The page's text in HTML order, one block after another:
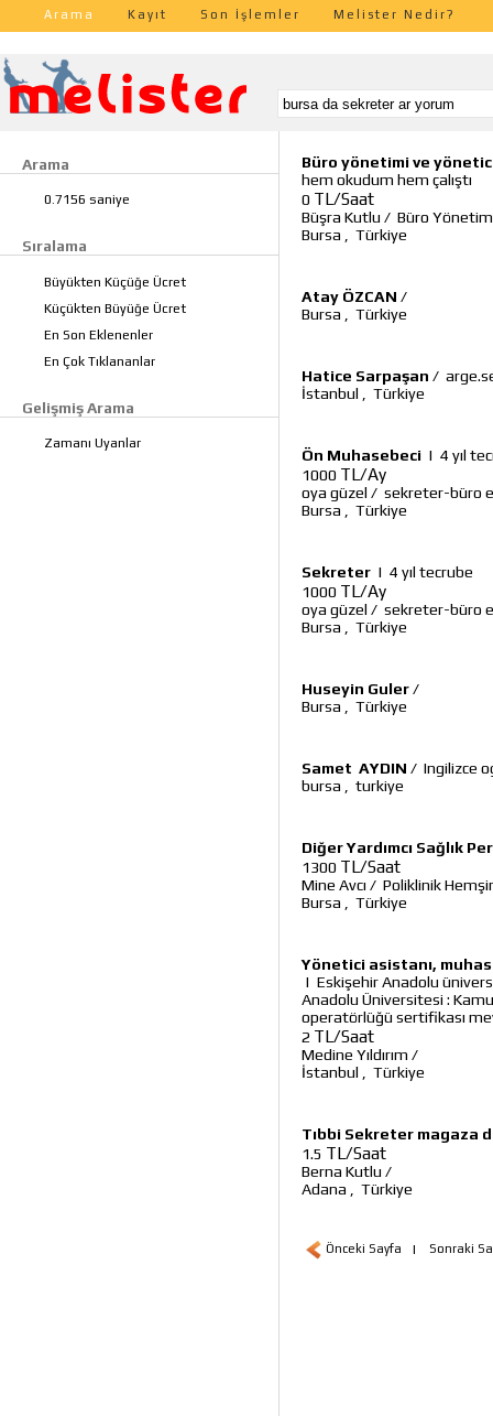
Arama Kayıt Son İşlemler Melister Nedir?
Arama
0.7156 saniye
Sıralama
Büyükten Küçüğe Ücret
Küçükten Büyüğe Ücret
En Son Eklenenler
En Çok Tıklananlar
Gelişmiş Arama
Zamanı Uyanlar
Büro yönetimi ve
hem okudum hem çalıştı
0 TL/Saat
Büşra Kutlu / Büro
Bursa
Türkiye
Atay ÖZCAN /
Bursa
Türkiye
Hatice Sarpaşan /
İstanbul
Türkiye
Ön Muhasebeci | 4 yıl
1000 TL/Ay
oya güzel / sekreter-büro
Bursa
Türkiye
Sekreter | 4 yıl tecrube
1000 TL/Ay
oya güzel / sekreter-büro
Bursa
Türkiye
Huseyin Guler/
Bursa
Türkiye
Samet AYDIN / Ingilizce
bursa
turkiye
Diğer Yardımcı Sağlık
1300 TL/Saat
Mine Avcı / Poliklinik
Bursa
Türkiye
Yönetici asistanı,
| Eskişehir Anadolu
Anadolu Üniversitesi :
operatörlüğü sertifikası
2 TL/Saat
Medine Yıldırım /
İstanbul
Türkiye
Tıbbi Sekreter magaza
1.5 TL/Saat
Berna Kutlu /
Adana
Türkiye
Önceki Sayfa | Sonraki